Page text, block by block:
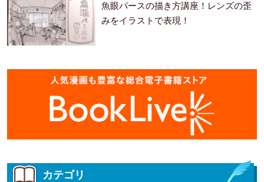
魚眼パースの描き方講座！レンズの歪
みをイラストで表現！
カテゴリ